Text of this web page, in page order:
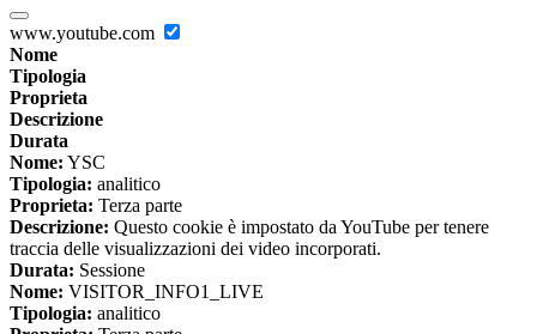
www.youtube.com
Nome
Tipologia
Proprieta
Descrizione
Durata
Nome: YSC
Tipologia: analitico
Proprieta: Terza parte
Descrizione: Questo cookie è impostato da YouTube per tenere
traccia delle visualizzazioni dei video incorporati.
Durata: Sessione
Nome: VISITOR_INFO1_LIVE
Tipologia: analitico